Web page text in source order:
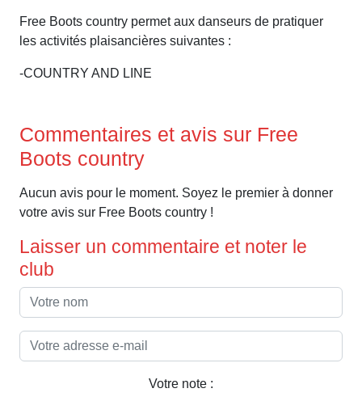
Free Boots country permet aux danseurs de pratiquer
les activités plaisancières suivantes :
-COUNTRY AND LINE
Commentaires et avis sur Free
Boots country
Aucun avis pour le moment. Soyez le premier à donner
votre avis sur Free Boots country !
Laisser un commentaire et noter le
club
Votre note :